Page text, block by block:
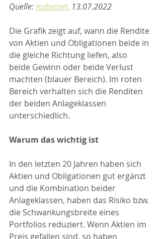
Quelle: Isabelnet, 13.07.2022
Die Grafik zeigt auf, wann die Rendite
von Aktien und Obligationen beide in
die gleiche Richtung liefen, also
beide Gewinn oder beide Verlust
machten (blauer Bereich). Im roten
Bereich verhalten sich die Renditen
der beiden Anlageklassen
unterschiedlich.
Warum das wichtig ist
In den letzten 20 Jahren haben sich
Aktien und Obligationen gut ergänzt
und die Kombination beider
Anlageklassen, haben das Risiko bzw.
die Schwankungsbreite eines
Portfolios reduziert. Wenn Aktien im
Preis gefallen sind, so haben